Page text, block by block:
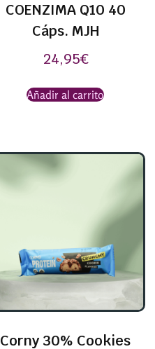
COENZIMA Q10 40
Cáps. MJH
24,95€
Añadir al carrito
Corny 30% Cookies